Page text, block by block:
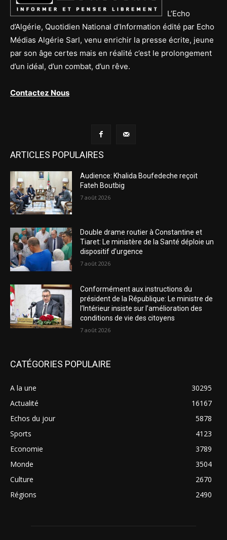
L’Echo
d’Algérie, Quotidien National d’Information édité par Echo
Médias Algérie Sarl, venu enrichir la presse écrite, jeune
par son âge certes mais en réalité c’est le prolongement
d’un idéal, d’un combat, d’un rêve.
Contactez Nous
ARTICLES POPULAIRES
Audience: Khalida Boufedeche reçoit
Fateh Boutbig
7 août 2026
Double drame routier à Constantine et
Tiaret: Le ministère de la Santé déploie un
dispositif d’urgence
7 août 2026
Conformément aux instructions du
président de la République: Le ministre de
l’Intérieur insiste sur l’amélioration des
conditions de vie des citoyens
7 août 2026
CATÉGORIES POPULAIRE
A la une
30295
Actualité
16167
Echos du jour
5878
Sports
4123
Economie
3789
Monde
3504
Culture
2670
Régions
2490